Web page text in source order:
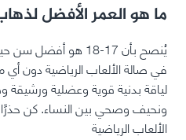
ما هو العمر الأفضل
يُنصح بأن 17-18 هو
في صالة الألعاب الرياضية دون
لياقة بدنية قوية وعضلية
ونحيف وصحي بين النساء. كن حذرًا
الألعاب الرياضية